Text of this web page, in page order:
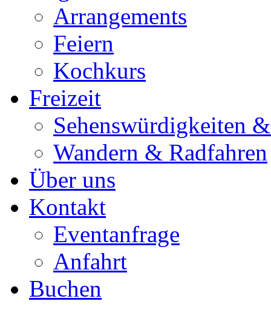
Arrangements
Feiern
Kochkurs
Freizeit
Sehenswürdigkeiten
Wandern & Radfahren
Über uns
Kontakt
Eventanfrage
Anfahrt
Buchen